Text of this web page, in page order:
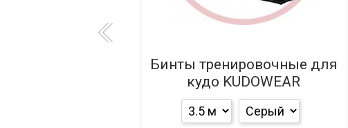
Бинты тренировочные для
кудо KUDOWEAR